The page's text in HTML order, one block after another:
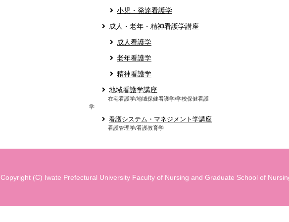
小児・発達看護学
成人・老年・精神看護学講座
成人看護学
老年看護学
精神看護学
地域看護学講座
在宅看護学/地域保健看護学/学校保健看護
学
看護システム・マネジメント学講座
看護管理学/看護教育学
Copyright (C) Iwate Prefectural University Faculty of Nursing and Graduate School of